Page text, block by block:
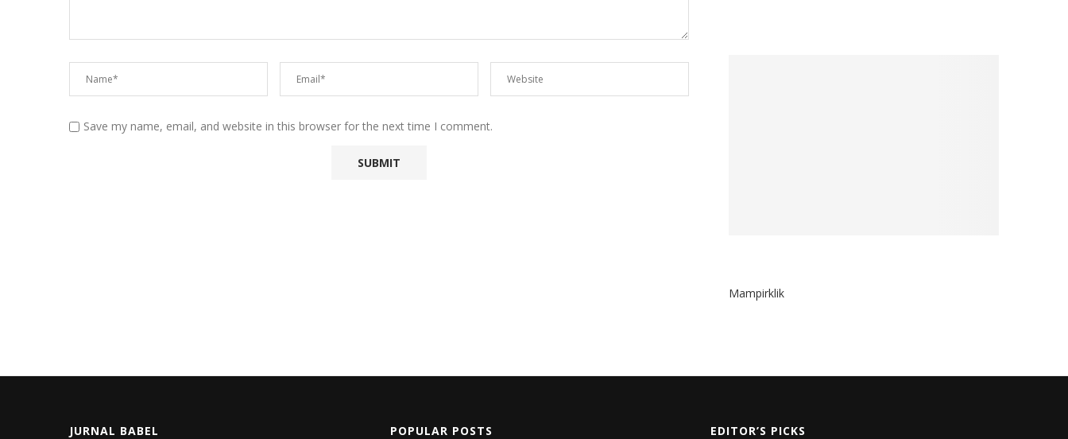
Save my name, email, and website in this browser for the next time I comment.
Mampirklik
JURNAL BABEL POPULAR POSTS EDITOR’S PICKS